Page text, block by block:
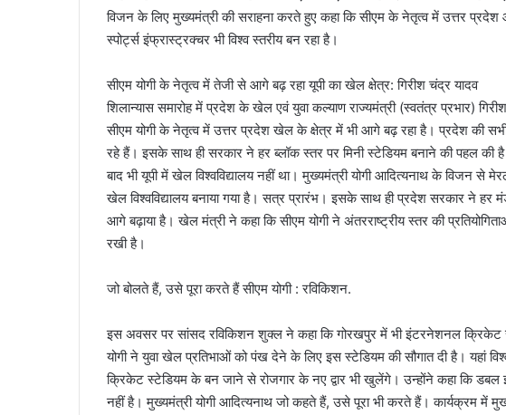
विजन के लिए मुख्यमंत्री की सराहना करते हुए कहा कि सीएम के नेतृत्व में उत्तर
स्पोर्ट्स इंफ्रास्ट्रक्चर भी विश्व स्तरीय बन रहा है।
सीएम योगी के नेतृत्व में तेजी से आगे बढ़ रहा यूपी का खेल क्षेत्र: गिरीश चंद्र यादव
शिलान्यास समारोह में प्रदेश के खेल एवं युवा कल्याण राज्यमंत्री (स्वतंत्र प्रभार)
सीएम योगी के नेतृत्व में उत्तर प्रदेश खेल के क्षेत्र में भी आगे बढ़ रहा है। प्रदेश की
रहे हैं। इसके साथ ही सरकार ने हर ब्लॉक स्तर पर मिनी स्टेडियम बनाने की पहल की
बाद भी यूपी में खेल विश्वविद्यालय नहीं था। मुख्यमंत्री योगी आदित्यनाथ के विजन से
खेल विश्वविद्यालय बनाया गया है। सत्र प्रारंभ। इसके साथ ही प्रदेश सरकार ने हर
आगे बढ़ाया है। खेल मंत्री ने कहा कि सीएम योगी ने अंतरराष्ट्रीय स्तर की
रखी है।
जो बोलते हैं, उसे पूरा करते हैं सीएम योगी : रविकिशन.
इस अवसर पर सांसद रविकिशन शुक्ल ने कहा कि गोरखपुर में भी इंटरनेशनल क्रिकेट
योगी ने युवा खेल प्रतिभाओं को पंख देने के लिए इस स्टेडियम की सौगात दी है। यहां
क्रिकेट स्टेडियम के बन जाने से रोजगार के नए द्वार भी खुलेंगे। उन्होंने कहा कि
नहीं है। मुख्यमंत्री योगी आदित्यनाथ जो कहते हैं, उसे पूरा भी करते हैं। कार्यक्रम में